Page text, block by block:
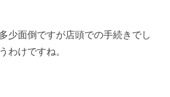
少面倒ですが店頭での手続きでし
わけですね。